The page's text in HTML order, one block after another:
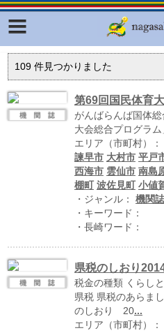
109件見つかりました
第69回国民体育
がんばらんば国体
大会総合プログラム
エリア（市町村）：
諫早市 大村市 平戸
西海市 雲仙市 南島
棚町
波佐見町 小値
・ジャンル： 機関誌
・キーワード：
・長崎ワード：
県税のしおり
税金の種類 くらし
県税 県税のあらま
のしおり 20...
エリア（市町村）：
Facebook
ふくいろキラリプロジェクト
ラリー（TOKYO Brochures）
復興応援企画
はじめてご利用される方へ
広報誌ナビ
明治日本の産業革命遺産
長崎と天草地方の潜伏キリシ
関連遺産
大学・専門学校ナビ
ハイスクールナビ